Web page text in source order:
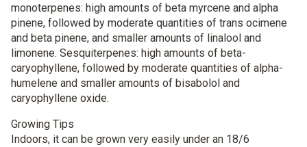
monoterpenes: high amounts of beta myrcene and alpha
pinene, followed by moderate quantities of trans ocimene
and beta pinene, and smaller amounts of linalool and
limonene. Sesquiterpenes: high amounts of beta-
caryophyllene, followed by moderate quantities of alpha-
humelene and smaller amounts of bisabolol and
caryophyllene oxide.
Growing Tips
Indoors, it can be grown very easily under an 18/6